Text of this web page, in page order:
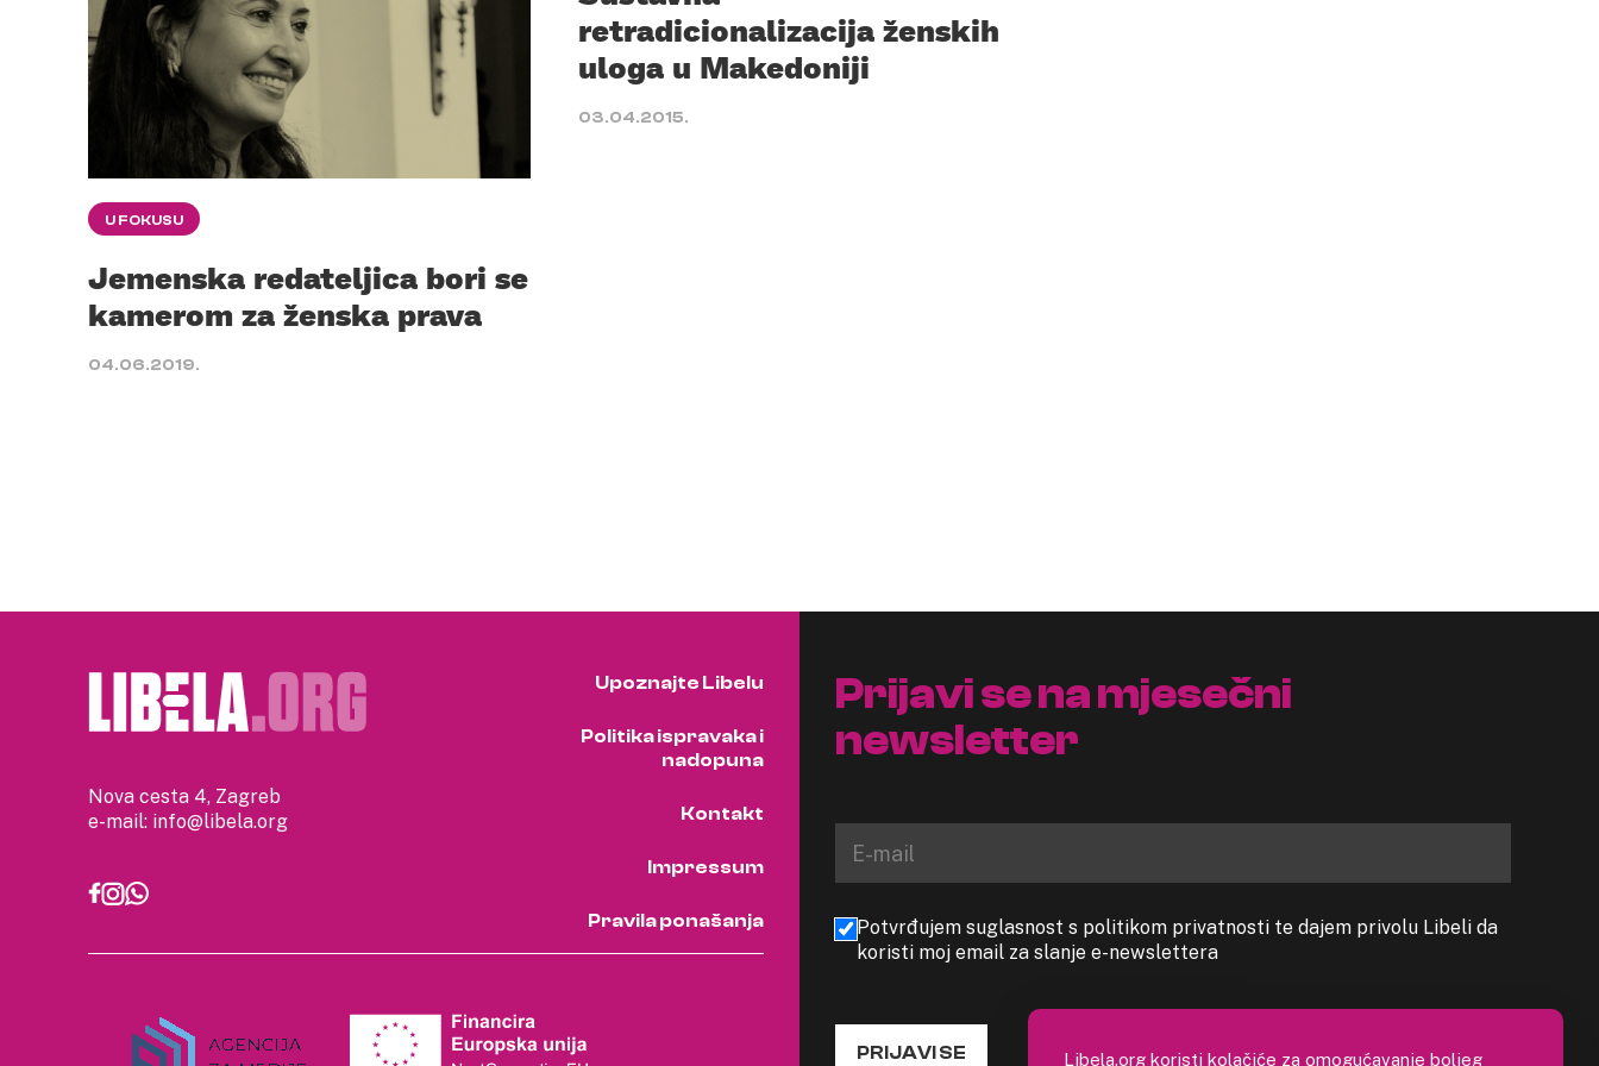
U FOKUSU
Jemenska redateljica bori se
kamerom za ženska prava
04.06.2019.
retradicionalizacija ženskih
uloga u Makedoniji
03.04.2015.
Nova cesta 4, Zagreb
e-mail: info@libela.org
Upoznajte Libelu
Politika ispravaka i
nadopuna
Kontakt
Impressum
Pravila ponašanja
Prijavi se na mjesečni
newsletter
Potvrđujem suglasnost s politikom privatnosti te dajem privolu Libeli da
koristi moj email za slanje e-newslettera
PRIJAVI SE Libela.org koristi kolačiće za omogućavanje boljeg